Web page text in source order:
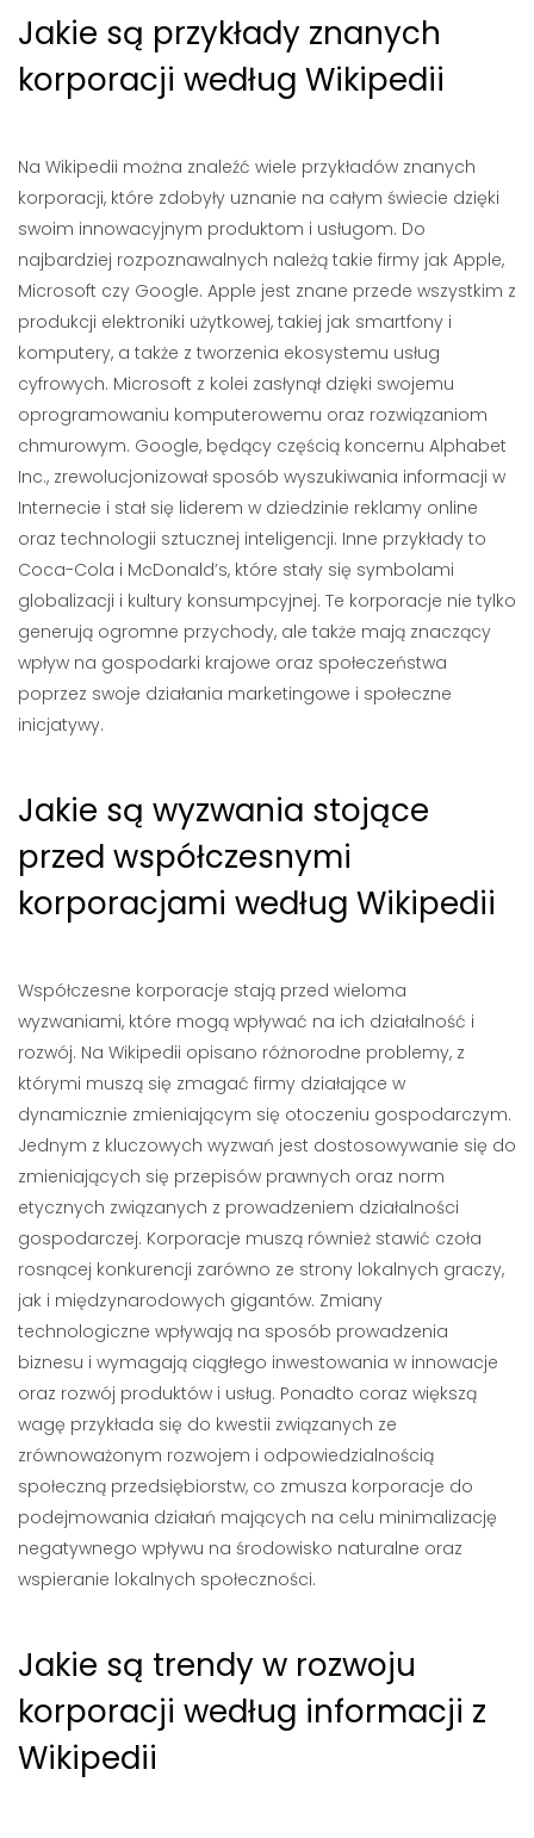
Jakie są przykłady znanych
korporacji według Wikipedii
Na Wikipedii można znaleźć wiele przykładów znanych
korporacji, które zdobyły uznanie na całym świecie dzięki
swoim innowacyjnym produktom i usługom. Do
najbardziej rozpoznawalnych należą takie firmy jak Apple,
Microsoft czy Google. Apple jest znane przede wszystkim z
produkcji elektroniki użytkowej, takiej jak smartfony i
komputery, a także z tworzenia ekosystemu usług
cyfrowych. Microsoft z kolei zasłynął dzięki swojemu
oprogramowaniu komputerowemu oraz rozwiązaniom
chmurowym. Google, będący częścią koncernu Alphabet
Inc., zrewolucjonizował sposób wyszukiwania informacji w
Internecie i stał się liderem w dziedzinie reklamy online
oraz technologii sztucznej inteligencji. Inne przykłady to
Coca-Cola i McDonald’s, które stały się symbolami
globalizacji i kultury konsumpcyjnej. Te korporacje nie tylko
generują ogromne przychody, ale także mają znaczący
wpływ na gospodarki krajowe oraz społeczeństwa
poprzez swoje działania marketingowe i społeczne
inicjatywy.
Jakie są wyzwania stojące
przed współczesnymi
korporacjami według Wikipedii
Współczesne korporacje stają przed wieloma
wyzwaniami, które mogą wpływać na ich działalność i
rozwój. Na Wikipedii opisano różnorodne problemy, z
którymi muszą się zmagać firmy działające w
dynamicznie zmieniającym się otoczeniu gospodarczym.
Jednym z kluczowych wyzwań jest dostosowywanie się do
zmieniających się przepisów prawnych oraz norm
etycznych związanych z prowadzeniem działalności
gospodarczej. Korporacje muszą również stawić czoła
rosnącej konkurencji zarówno ze strony lokalnych graczy,
jak i międzynarodowych gigantów. Zmiany
technologiczne wpływają na sposób prowadzenia
biznesu i wymagają ciągłego inwestowania w innowacje
oraz rozwój produktów i usług. Ponadto coraz większą
wagę przykłada się do kwestii związanych ze
zrównoważonym rozwojem i odpowiedzialnością
społeczną przedsiębiorstw, co zmusza korporacje do
podejmowania działań mających na celu minimalizację
negatywnego wpływu na środowisko naturalne oraz
wspieranie lokalnych społeczności.
Jakie są trendy w rozwoju
korporacji według informacji z
Wikipedii